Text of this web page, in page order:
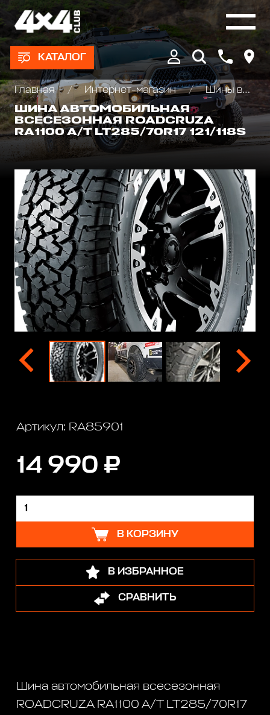
КАТАЛОГ
Главная Интернет-магазин
Шины всесезонные внедорожные
ШИНА АВТОМОБИЛЬНАЯ
ВСЕСЕЗОННАЯ ROADCRUZA
RA1100 A/T LT285/70R17 121/118S
Артикул: RA85901
14 990 ₽
В КОРЗИНУ
В ИЗБРАННОЕ
СРАВНИТЬ
Шина автомобильная всесезонная
ROADCRUZA RA1100 A/T LT285/70R17